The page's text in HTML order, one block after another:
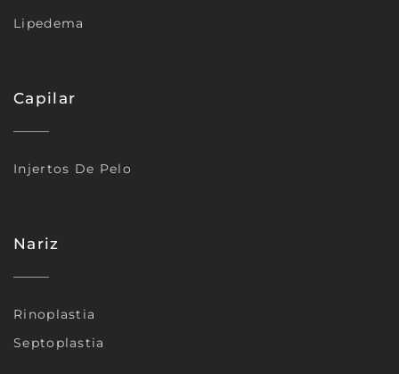
Lipedema
Capilar
Injertos De Pelo
Nariz
Rinoplastia
Septoplastia